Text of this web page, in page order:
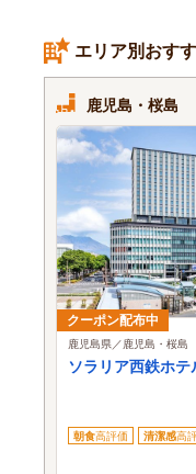
エリア別おす
鹿児島・桜島
クーポン配布中
鹿児島県／鹿児島・桜島
ソラリア西鉄ホテ
朝食高評価 清潔感高